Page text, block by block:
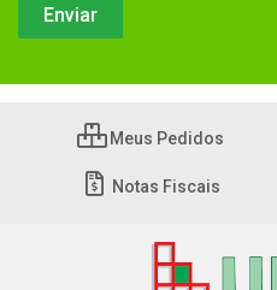
Meus Pedidos
Notas Fiscais